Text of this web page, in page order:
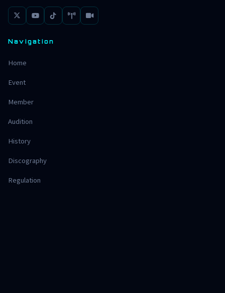
Navigation
Home
Event
Member
Audition
History
Discography
Regulation